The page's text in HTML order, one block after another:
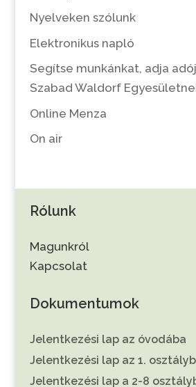
Nyelveken szólunk
Elektronikus napló
Segítse munkánkat, adja
Szabad Waldorf
Online Menza
On air
Rólunk
Magunkról
Kapcsolat
Dokumentumok
Jelentkezési lap az óvodába
Jelentkezési lap az 1.
Jelentkezési lap a 2-8